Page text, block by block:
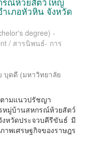
เภอหัวหิน จังหวัด
degree) -
/ สารนิพนธ์- การ
บุดดี (มหาวิทยาลัย
ตามแนวปรัชญา
หมู่บ้านสหกรณ์ห้วยสัตว์
หวัดประจวบคีรีขันธ์ มี
พเศรษฐกิจของราษฎร